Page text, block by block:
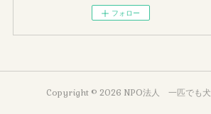
フォロー
Copyright © 2026 NPO法人 一匹でも